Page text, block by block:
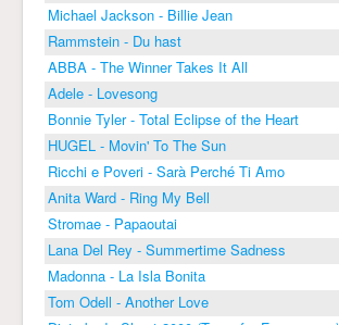
Michael Jackson - Billie Jean
Rammstein - Du hast
ABBA - The Winner Takes It All
Adele - Lovesong
Bonnie Tyler - Total Eclipse of the Heart
HUGEL - Movin' To The Sun
Ricchi e Poveri - Sarà Perché Ti Amo
Anita Ward - Ring My Bell
Stromae - Papaoutai
Lana Del Rey - Summertime Sadness
Madonna - La Isla Bonita
Tom Odell - Another Love